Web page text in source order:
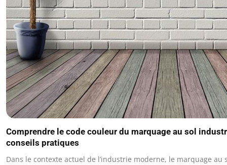
Comprendre le code couleur du marquage au sol
conseils pratiques
Dans le contexte actuel de l’industrie moderne, le marquage